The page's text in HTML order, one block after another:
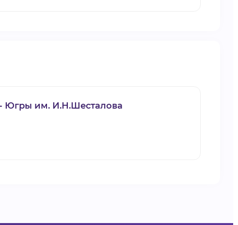
- Югры им. И.Н.Шесталова